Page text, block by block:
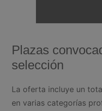
Plazas
selección
La oferta incluye un
en varias categorías